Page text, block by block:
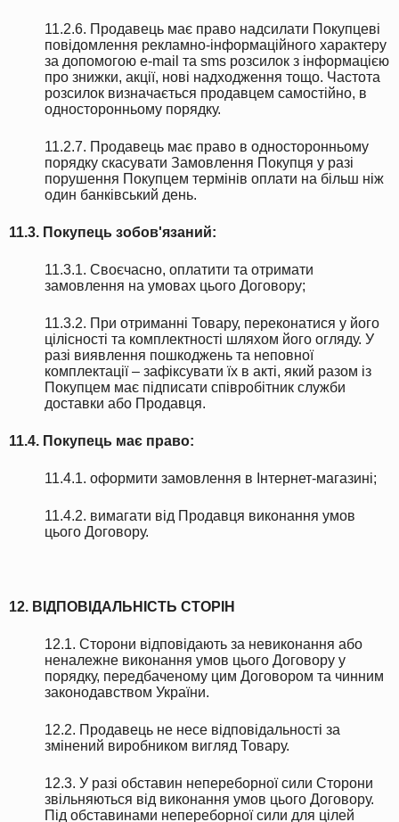
11.2.6. Продавець має право надсилати Покупцеві
повідомлення рекламно-інформаційного характеру
за допомогою e-mail та sms розсилок з інформацією
про знижки, акції, нові надходження тощо. Частота
розсилок визначається продавцем самостійно, в
односторонньому порядку.
11.2.7. Продавець має право в односторонньому
порядку скасувати Замовлення Покупця у разі
порушення Покупцем термінів оплати на більш ніж
один банківський день.
11.3. Покупець зобов'язаний:
11.3.1. Своєчасно, оплатити та отримати
замовлення на умовах цього Договору;
11.3.2. При отриманні Товару, переконатися у його
цілісності та комплектності шляхом його огляду. У
разі виявлення пошкоджень та неповної
комплектації – зафіксувати їх в акті, який разом із
Покупцем має підписати співробітник служби
доставки або Продавця.
11.4. Покупець має право:
11.4.1. оформити замовлення в Інтернет-магазині;
11.4.2. вимагати від Продавця виконання умов
цього Договору.
12. ВІДПОВІДАЛЬНІСТЬ СТОРІН
12.1. Сторони відповідають за невиконання або
неналежне виконання умов цього Договору у
порядку, передбаченому цим Договором та чинним
законодавством України.
12.2. Продавець не несе відповідальності за
змінений виробником вигляд Товару.
12.3. У разі обставин непереборної сили Сторони
звільняються від виконання умов цього Договору.
Під обставинами непереборної сили для цілей